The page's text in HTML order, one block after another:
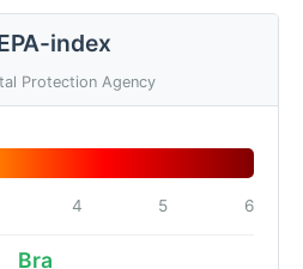
index
Protection Agency
4 5 6
Bra